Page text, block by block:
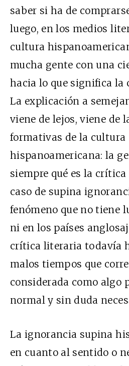
saber si ha de
luego, en los medios
cultura
mucha gente con una
hacia lo que significa la
La explicación a
viene de lejos, viene de
formativas de la cultura
hispanoamericana: la
siempre qué es la
caso de supina
fenómeno que no tiene
ni en los países
crítica literaria todavía
malos tiempos que
considerada como algo
normal y sin duda
La ignorancia supina
en cuanto al sentido o